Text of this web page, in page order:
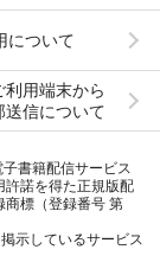
について
利用端末から
送信について
書籍配信サービス
許諾を得た正規版配
商標（登録番号 第
示しているサービス